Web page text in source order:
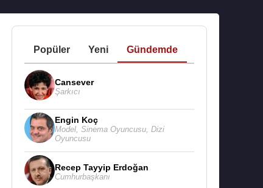
Popüler Yeni Gündemde
Cansever
Şarkıcı
Engin Koç
Model, Sinema Oyuncusu, Dizi
Oyuncusu
Recep Tayyip Erdoğan
Cumhurbaşkanı